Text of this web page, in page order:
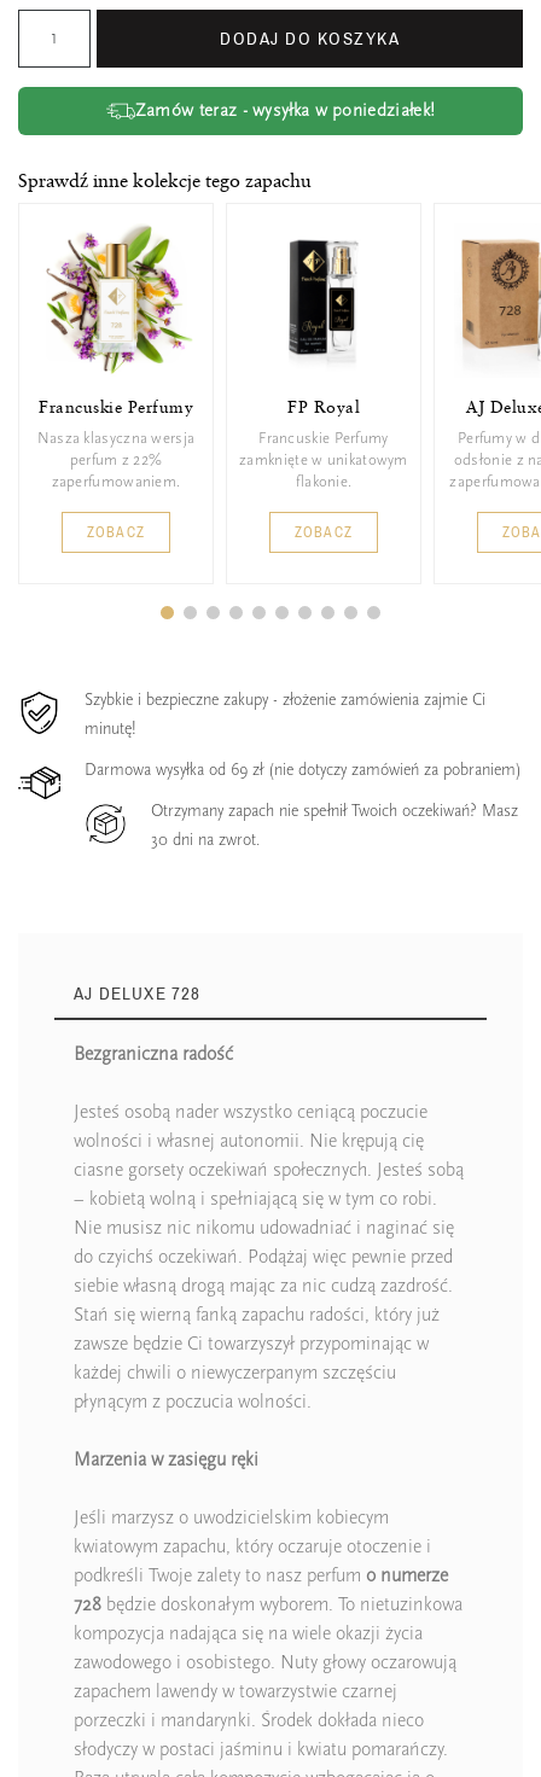
DODAJ DO KOSZYKA
Zamów teraz - wysyłka w poniedziałek!
Sprawdź inne kolekcje tego zapachu
Francuskie Perfumy
Nasza klasyczna wersja
perfum z 22%
zaperfumowaniem.
ZOBACZ
FP Royal
Francuskie Perfumy
zamknięte w unikatowym
flakonie.
ZOBACZ
AJ
Perfumy w
odsłonie z
Szybkie i bezpieczne zakupy - złożenie zamówienia zajmie Ci
minutę!
Darmowa wysyłka od 69 zł (nie dotyczy zamówień za pobraniem)
Otrzymany zapach nie spełnił Twoich oczekiwań? Masz
30 dni na zwrot.
AJ DELUXE 728
Bezgraniczna radość
Jesteś osobą nader wszystko ceniącą poczucie
wolności i własnej autonomii. Nie krępują cię
ciasne gorsety oczekiwań społecznych. Jesteś sobą
– kobietą wolną i spełniającą się w tym co robi.
Nie musisz nic nikomu udowadniać i naginać się
do czyichś oczekiwań. Podążaj więc pewnie przed
siebie własną drogą mając za nic cudzą zazdrość.
Stań się wierną fanką zapachu radości, który już
zawsze będzie Ci towarzyszył przypominając w
każdej chwili o niewyczerpanym szczęściu
płynącym z poczucia wolności.
Marzenia w zasięgu ręki
Jeśli marzysz o uwodzicielskim kobiecym
kwiatowym zapachu, który oczaruje otoczenie i
podkreśli Twoje zalety to nasz perfum o numerze
728 będzie doskonałym wyborem. To nietuzinkowa
kompozycja nadająca się na wiele okazji życia
zawodowego i osobistego. Nuty głowy oczarowują
zapachem lawendy w towarzystwie czarnej
porzeczki i mandarynki. Środek dokłada nieco
słodyczy w postaci jaśminu i kwiatu pomarańczy.